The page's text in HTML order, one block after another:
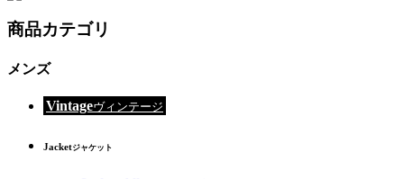
商品カテゴリ
メンズ
Vintageヴィンテージ
Jacketジャケット